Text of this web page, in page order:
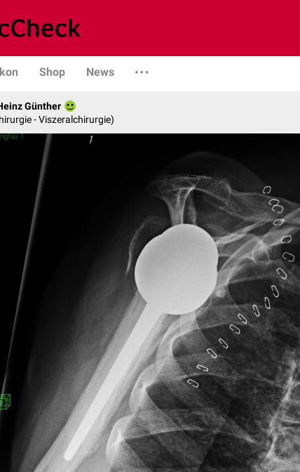
Shop News
Günther
- Viszeralchirurgie)